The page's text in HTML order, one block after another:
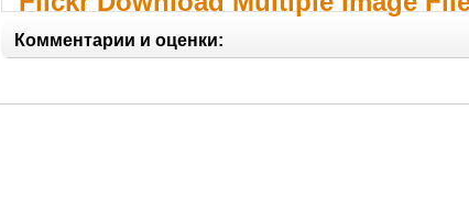
Комментарии и оценки: